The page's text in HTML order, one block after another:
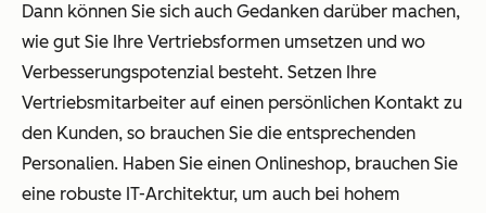
Dann können Sie sich auch Gedanken darüber machen,
wie gut Sie Ihre Vertriebsformen umsetzen und wo
Verbesserungspotenzial besteht. Setzen Ihre
Vertriebsmitarbeiter auf einen persönlichen Kontakt zu
den Kunden, so brauchen Sie die entsprechenden
Personalien. Haben Sie einen Onlineshop, brauchen Sie
eine robuste IT-Architektur, um auch bei hohem